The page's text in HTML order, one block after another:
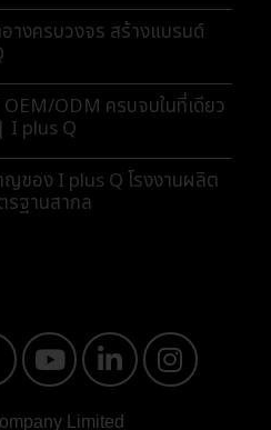
างครบวงจร สร้างแบรนด์
ODM ครบจบในที่เดียว
I plus Q
ญของ I plus Q โรงงานผลิต
รฐานสากล
Limited